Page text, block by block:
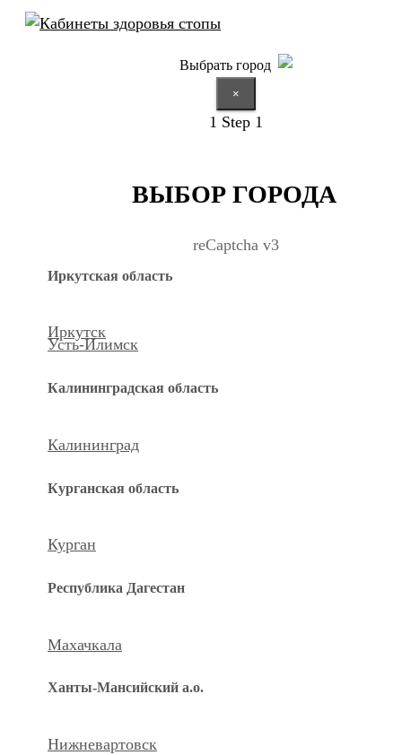
Выбрать город
×
1 Step 1
ВЫБОР ГОРОДА
reCaptcha v3
Иркутская область
Иркутск
Усть-Илимск
Калининградская область
Калининград
Курганская область
Курган
Республика Дагестан
Махачкала
Ханты-Мансийский а.о.
Нижневартовск